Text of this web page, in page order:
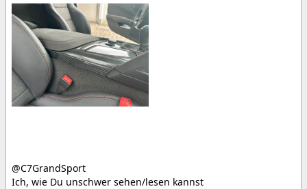
@C7GrandSport
Ich, wie Du unschwer sehen/lesen kannst